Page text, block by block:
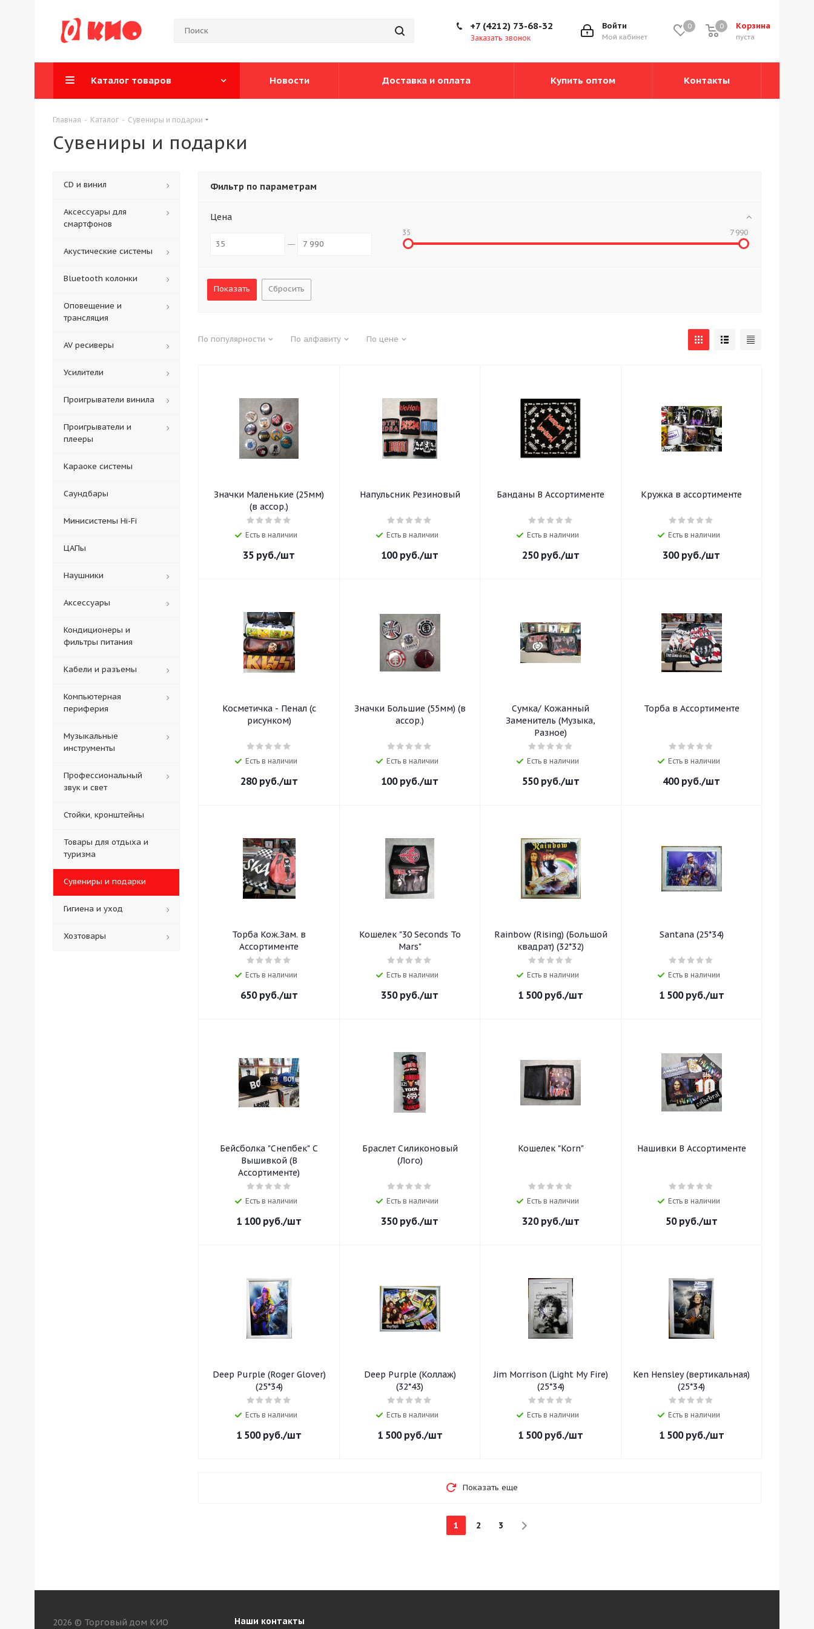
0 Корзина
0
пуста
0
Войти
Мой кабинет
+7 (4212) 73-68-32
Заказать звонок
Каталог товаров Новости Доставка и оплата Купить оптом Контакты
Главная - Каталог - Сувениры и подарки
Сувениры и подарки
Фильтр по параметрам
Цена
35 7 990
Сбросить
По популярности По алфавиту По цене
Значки Маленькие (25мм)
(в ассор.)
Есть в наличии
35 руб./шт
Напульсник Резиновый
Есть в наличии
100руб./шт
Банданы В Ассортименте
Есть в наличии
250руб./шт
Кружка в ассортименте
Есть в наличии
300руб./шт
Косметичка - Пенал (с
рисунком)
Есть в наличии
280руб./шт
Значки Большие (55мм) (в
ассор.)
Есть в наличии
100руб./шт
Сумка/ Кожанный
Заменитель (Музыка,
Разное)
Есть в наличии
550руб./шт
Торба в Ассортименте
Есть в наличии
400руб./шт
Торба Кож.Зам. в
Ассортименте
Есть в наличии
650руб./шт
Кошелек "30 Seconds To
Mars"
Есть в наличии
350руб./шт
Rainbow (Rising) (Большой
квадрат) (32*32)
Есть в наличии
1 500руб./шт
Santana (25*34)
Есть в наличии
1 500руб./шт
Бейсболка "Снепбек" С
Вышивкой (В
Ассортименте)
Есть в наличии
1 100руб./шт
Браслет Силиконовый
(Лого)
Есть в наличии
350руб./шт
Кошелек "Korn"
Есть в наличии
320руб./шт
Нашивки В Ассортименте
Есть в наличии
50руб./шт
Deep Purple (Roger Glover)
(25*34)
Есть в наличии
1 500руб./шт
Deep Purple (Коллаж)
(32*43)
Есть в наличии
1 500руб./шт
Jim Morrison (Light My Fire)
(25*34)
Есть в наличии
1 500руб./шт
Ken Hensley (вертикальная)
(25*34)
Есть в наличии
1 500руб./шт
Показать еще
1 2 3
CD и винил
Аксессуары для
смартфонов
Акустические системы
Bluetooth колонки
Оповещение и
трансляция
AV ресиверы
Усилители
Проигрыватели винила
Проигрыватели и
плееры
Караоке системы
Саундбары
Минисистемы Hi-Fi
ЦАПы
Наушники
Аксессуары
Кондиционеры и
фильтры питания
Кабели и разъемы
Компьютерная
периферия
Музыкальные
инструменты
Профессиональный
звук и свет
Стойки, кронштейны
Товары для отдыха и
туризма
Сувениры и подарки
Гигиена и уход
Хозтовары
2026 © Торговый дом КИО Наши контакты